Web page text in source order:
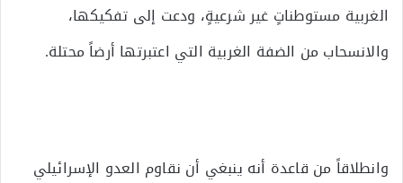
الغربية مستوطناتٍ غير شرعيةٍ، ودعت إلى تفكيكها،
والانسحاب من الضفة الغربية التي اعتبرتها أرضاً محتلة.
وانطلاقاً من قاعدة أنه ينبغي أن نقاوم العدو الإسرائيلي